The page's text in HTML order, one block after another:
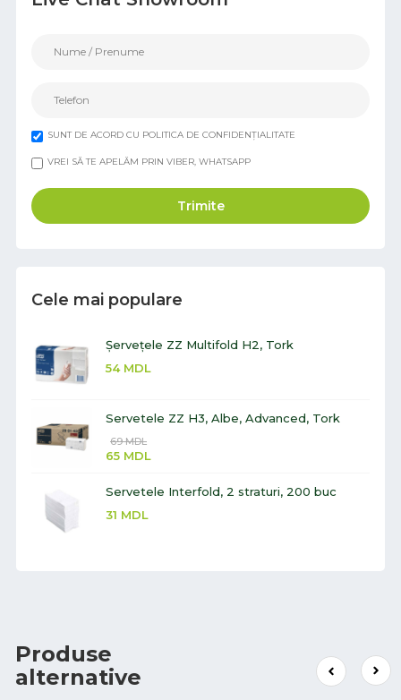
SUNT DE ACORD CU POLITICA DE CONFIDENȚIALITATE
VREI SĂ TE APELĂM PRIN VIBER, WHATSAPP
Trimite
Cele mai populare
Șervețele ZZ Multifold H2, Tork
54 MDL
Servetele ZZ H3, Albe, Advanced, Tork
69MDL
65 MDL
Servetele Interfold, 2 straturi, 200 buc
31 MDL
Produse
alternative